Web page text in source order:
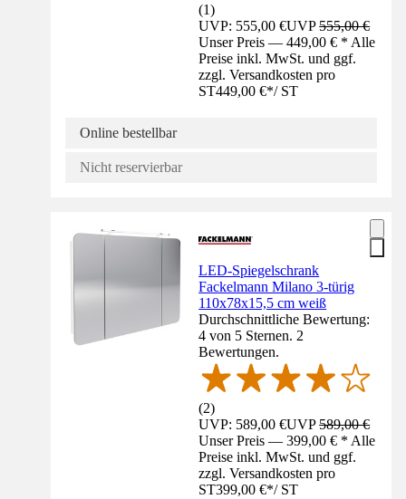
(1)
UVP: 555,00 €UVP555,00 €
Unser Preis — 449,00 € * Alle
Preise inkl. MwSt. und ggf.
zzgl. Versandkosten pro
ST449,00 €*/ ST
Online bestellbar
Nicht reservierbar
LED-Spiegelschrank
Fackelmann Milano 3-türig
110x78x15,5 cm weiß
Durchschnittliche Bewertung:
4 von 5 Sternen. 2
Bewertungen.
(2)
UVP: 589,00 €UVP589,00 €
Unser Preis — 399,00 € * Alle
Preise inkl. MwSt. und ggf.
zzgl. Versandkosten pro
ST399,00 €*/ ST